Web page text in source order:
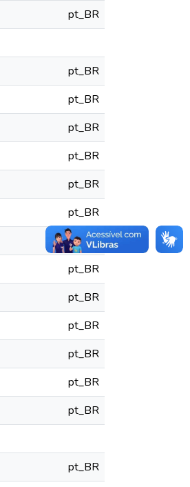
pt_BR
pt_BR
pt_BR
pt_BR
pt_BR
pt_BR
pt_BR
pt_BR
pt_BR
pt_BR
pt_BR
pt_BR
pt_BR
pt_BR
pt_BR